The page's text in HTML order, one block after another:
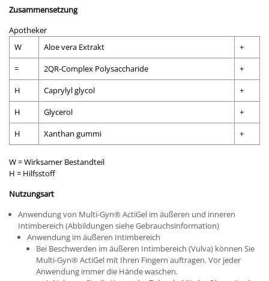
Zusammensetzung
Apotheker
W
Aloe vera Extrakt
+
=
2QR-Complex Polysaccharide
+
H
Caprylyl glycol
+
H
Glycerol
+
H
Xanthan gummi +
W = Wirksamer Bestandteil
H = Hilfsstoff
Nutzungsart
Anwendung von Multi-Gyn®ActiGel im äußeren und inneren
Intimbereich (Abbildungen siehe Gebrauchsinformation)
Anwendung im äußeren Intimbereich
Bei Beschwerden im äußeren Intimbereich (Vulva) können Sie
Multi-Gyn®ActiGel mit Ihren Fingern auftragen. Vor jeder
Anwendung immer die Hände waschen.